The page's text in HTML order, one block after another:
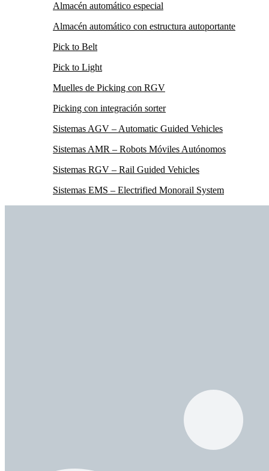
Almacén automático especial
Almacén automático con estructura autoportante
Pick to Belt
Pick to Light
Muelles de Picking con RGV
Picking con integración sorter
Sistemas AGV – Automatic Guided Vehicles
Sistemas AMR – Robots Móviles Autónomos
Sistemas RGV – Rail Guided Vehicles
Sistemas EMS – Electrified Monorail System